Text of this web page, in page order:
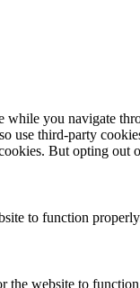
you navigate
use third-party
But opting
to function
website to